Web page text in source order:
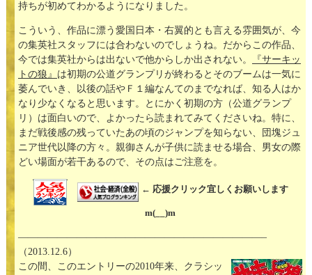
持ちが初めてわかるようになりました。
こういう、作品に漂う愛国日本・右翼的とも言える雰囲気が、今
の集英社スタッフには合わないのでしょうね。だからこの作品、
今では集英社からは出ないで他からしか出されない。
『サーキッ
トの狼』 は初期の公道グランプリが終わるとそのブームは一気に
萎んでいき、以後の話やＦ１編なんてのまでなれば、知る人はか
なり少なくなると思います。とにかく初期の方（公道グランプ
リ）は面白いので、よかったら読まれてみてくださいね。特に、
まだ戦後感の残っていたあの頃のジャンプを知らない、団塊ジュ
ニア世代以降の方々。親御さんが子供に読ませる場合、男女の際
どい場面が若干あるので、その点はご注意を。
← 応援クリック宜しくお願いします
m(__)m
—————————————————————————–
（2013.12.6）
この間、このエントリーの2010年来、クラシッ